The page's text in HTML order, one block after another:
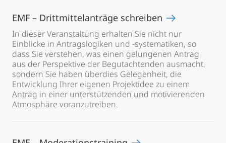
EMF – Drittmittelanträge schreiben
In dieser Veranstaltung erhalten Sie nicht nur
Einblicke in Antragslogiken und -systematiken, so
dass Sie verstehen, was einen gelungenen Antrag
aus der Perspektive der Begutachtenden ausmacht,
sondern Sie haben überdies Gelegenheit, die
Entwicklung Ihrer eigenen Projektidee zu einem
Antrag in einer unterstützenden und motivierenden
Atmosphäre voranzutreiben.